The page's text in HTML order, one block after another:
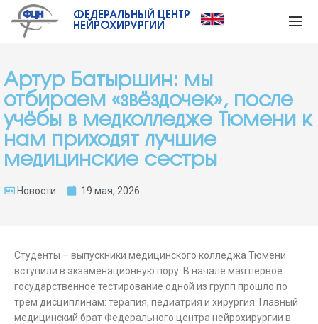
ФЕДЕРАЛЬНЫЙ ЦЕНТР
НЕЙРОХИРУРГИИ
Артур Батыршин: мы
отбираем «звёздочек», после
учёбы в медколледже Тюмени к
нам приходят лучшие
медицинские сестры
Новости 19 мая, 2026
Студенты – выпускники медицинского колледжа Тюмени
вступили в экзаменационную пору. В начале мая первое
государственное тестирование одной из групп прошло по
трём дисциплинам: терапия, педиатрия и хирургия. Главный
медицинский брат Федерального центра нейрохирургии в